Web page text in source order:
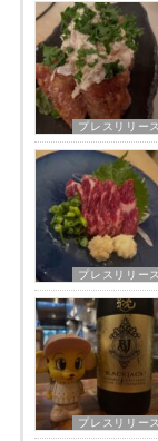
プレスリリース
プレスリリース
プレスリリース